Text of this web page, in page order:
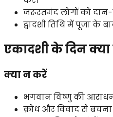
जरूरतमंद लोगों को दान-
द्वादशी तिथि में पूजा के
एकादशी के दिन
क्या न करें
भगवान विष्णु की
क्रोध और विवाद से बचना